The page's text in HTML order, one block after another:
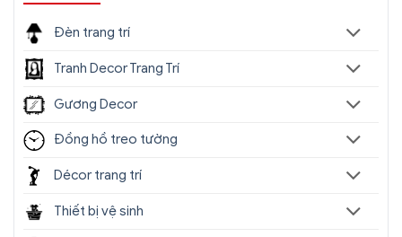
Đèn trang trí
Tranh Decor Trang Trí
Gương Decor
Đồng hồ treo tường
Décor trang trí
Thiết bị vệ sinh